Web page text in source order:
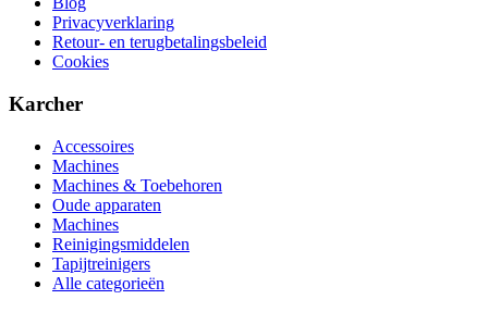
Privacyverklaring
Retour- en terugbetalingsbeleid
Cookies
Karcher
Accessoires
Machines
Machines & Toebehoren
Oude apparaten
Machines
Reinigingsmiddelen
Tapijtreinigers
Alle categorieën